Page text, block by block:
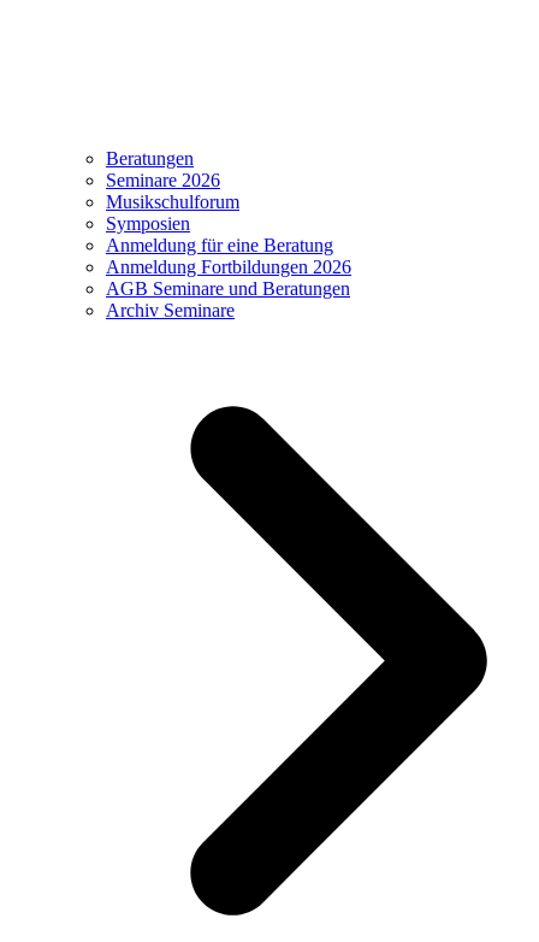
Beratungen
Seminare 2026
Musikschulforum
Symposien
Anmeldung für eine Beratung
Anmeldung Fortbildungen 2026
AGB Seminare und Beratungen
Archiv Seminare